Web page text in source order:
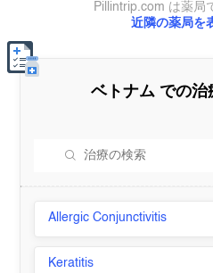
近隣の薬局を
Pillintrip.com は薬局
ベトナム での治
Allergic Conjunctivitis
Keratitis